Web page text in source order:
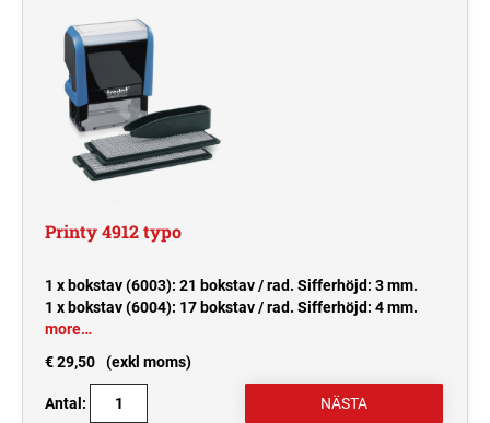
Printy 4912 typo
1 x bokstav (6003): 21 bokstav / rad. Sifferhöjd: 3 mm.
1 x bokstav (6004): 17 bokstav / rad. Sifferhöjd: 4 mm.
more…
€ 29,50
(exkl moms)
Antal: